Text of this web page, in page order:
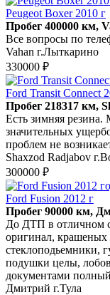
Peugeot Boxer 2010 г
Пробег 400000 км,
Все вопросы по
Vahan г.Лыткарино
330000 ₽
Ford Transit Connect
Пробег 218317 км,
Есть зимняя
значительных
проблем не
Shaxzod Radjabov
300000 ₽
Ford Fusion 2012 г
Пробег 90000 км,
До ДТП в отличном
оригинал, крашеных
стеклоподьемники,
подушки целы,
документами
Дмитрий г.Тула